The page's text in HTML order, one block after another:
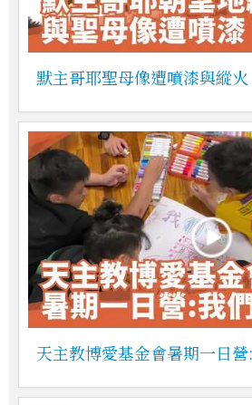
默主哥耶聖母像遭噴漆與縱火
天主教博愛基金會暑期一日